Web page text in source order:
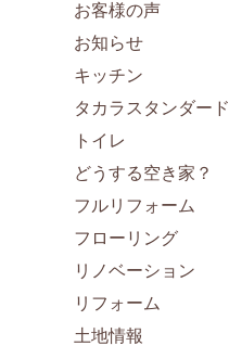
お客様の声
お知らせ
キッチン
タカラスタンダード
トイレ
どうする空き家？
フルリフォーム
フローリング
リノベーション
リフォーム
土地情報